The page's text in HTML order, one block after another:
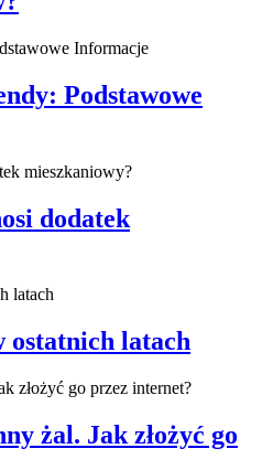
Podstawowe
dodatek
ostatnich latach
żal. Jak złożyć go